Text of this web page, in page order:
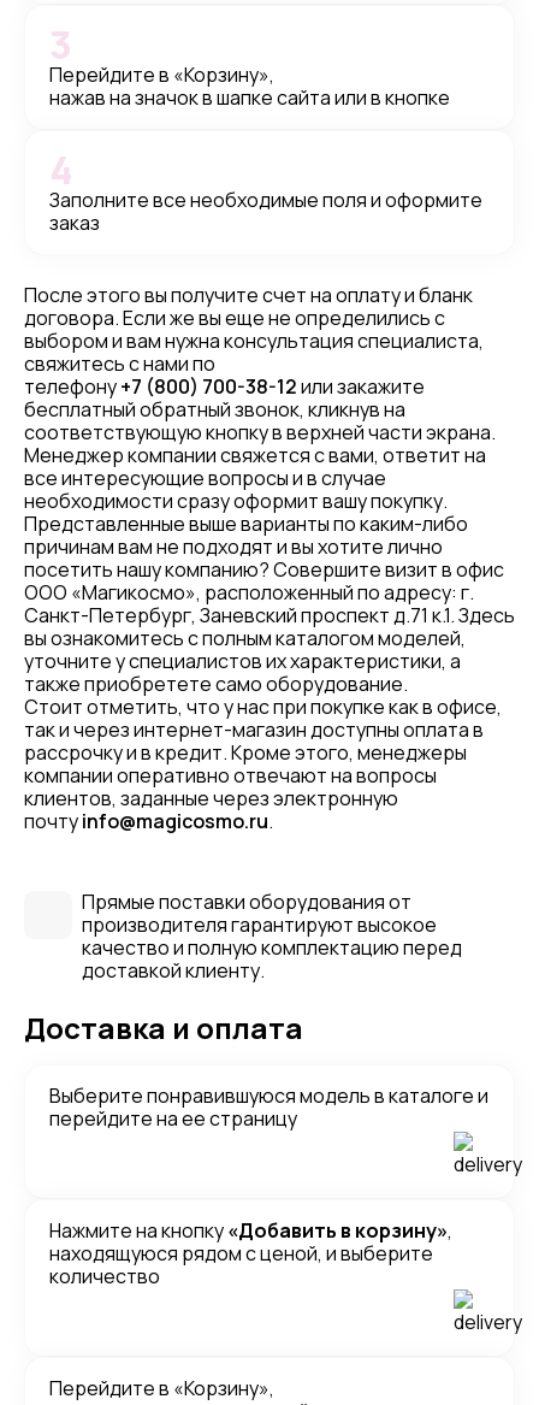
Перейдите в «Корзину»,
нажав на значок в шапке сайта или в кнопке
3
Заполните все необходимые поля и оформите
заказ
4
После этого вы получите счет на оплату и бланк
договора. Если же вы еще не определились с
выбором и вам нужна консультация специалиста,
свяжитесь с нами по
телефону+7 (800) 700-38-12или закажите
бесплатный обратный звонок, кликнув на
соответствующую кнопку в верхней части экрана.
Менеджер компании свяжется с вами, ответит на
все интересующие вопросы и в случае
необходимости сразу оформит вашу покупку.
Представленные выше варианты по каким-либо
причинам вам не подходят и вы хотите лично
посетить нашу компанию? Совершите визит в офис
ООО «Магикосмо», расположенный по адресу: г.
Санкт-Петербург, Заневский проспект д.71 к.1. Здесь
вы ознакомитесь с полным каталогом моделей,
уточните у специалистов их характеристики, а
также приобретете само оборудование.
Стоит отметить, что у нас при покупке как в офисе,
так и через интернет-магазин доступны оплата в
рассрочку и в кредит. Кроме этого, менеджеры
компании оперативно отвечают на вопросы
клиентов, заданные через электронную
почтуinfo@magicosmo.ru.
Прямые поставки оборудования от
производителя гарантируют высокое
качество и полную комплектацию перед
доставкой клиенту.
Доставка и оплата
Выберите понравившуюся модель в каталоге и
перейдите на ее страницу
Нажмите на кнопку«Добавить в корзину»,
находящуюся рядом с ценой, и выберите
количество
Перейдите в «Корзину»,